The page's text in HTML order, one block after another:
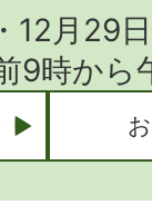
月29
9時か